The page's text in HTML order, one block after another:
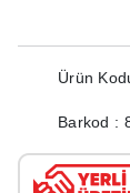
Ürün
Barkod :